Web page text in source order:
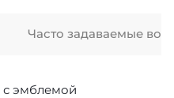
с эмблемой
Часто задаваемые